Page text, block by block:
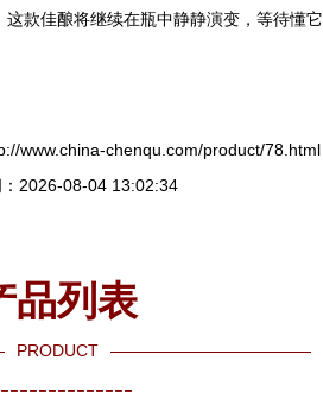
款佳酿将继续在瓶中静静演变，等待懂它
www.china-chenqu.com/product/78.html
2026-08-04 13:02:34
品列表
PRODUCT